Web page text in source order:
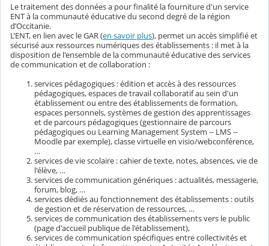
Le traitement des données a pour finalité la fourniture d'un service
ENT à la communauté éducative du second degré de la région
d’Occitanie.
L’ENT, en lien avec le GAR (en savoir plus), permet un accès simplifié et
sécurisé aux ressources numériques des établissements : il met à la
disposition de l'ensemble de la communauté éducative des services
de communication et de collaboration :
services pédagogiques : édition et accès à des ressources
pédagogiques, espaces de travail collaboratif au sein d'un
établissement ou entre des établissements de formation,
espaces personnels, systèmes de gestion des apprentissages
et de parcours pédagogiques (gestionnaire de parcours
pédagogiques ou Learning Management System -- LMS --
Moodle par exemple), classe virtuelle en visio/webconférence,
…
services de vie scolaire : cahier de texte, notes, absences, vie de
l'élève, …
services de communication génériques : actualités, messagerie,
forum, blog, …
services dédiés au fonctionnement des établissements : outils
de gestion et de réservation de ressources, …
services de communication des établissements vers le public
(page d'accueil publique de l'établissement),
services de communication spécifiques entre collectivités et